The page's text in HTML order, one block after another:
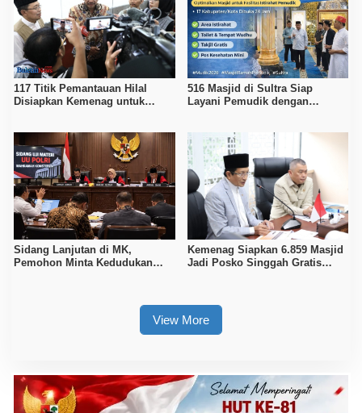
117 Titik Pemantauan Hilal
Disiapkan Kemenag untuk
516 Masjid di Sultra Siap
Layani Pemudik dengan
Sidang Lanjutan di MK,
Pemohon Minta Kedudukan
Kemenag Siapkan 6.859 Masjid
Jadi Posko Singgah Gratis
View More